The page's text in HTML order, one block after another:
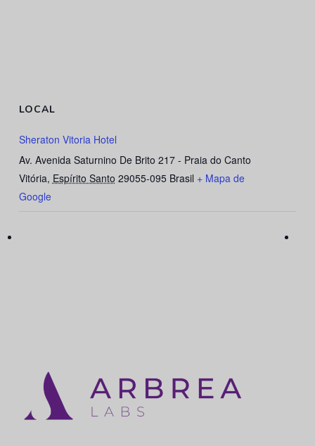
LOCAL
Sheraton Vitoria Hotel
Av. Avenida Saturnino De Brito 217 - Praia do Canto
Vitória, Espírito Santo 29055-095 Brasil + Mapa de
Google